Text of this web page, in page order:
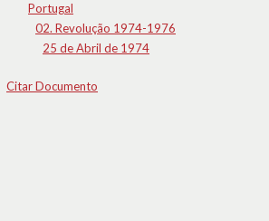
Portugal
02. Revolução 1974-1976
25 de Abril de 1974
Citar Documento